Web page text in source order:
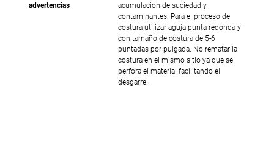
advertencias
acumulación de suciedad y
contaminantes. Para el proceso de
costura utilizar aguja punta redonda y
con tamaño de costura de 5-6
puntadas por pulgada. No rematar la
costura en el mismo sitio ya que se
perfora el material facilitando el
desgarre.